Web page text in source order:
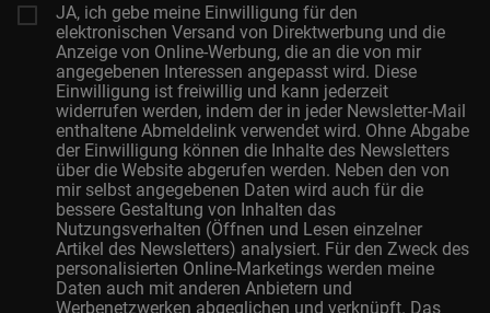
JA, ich gebe meine Einwilligung für den
elektronischen Versand von Direktwerbung und die
Anzeige von Online-Werbung, die an die von mir
angegebenen Interessen angepasst wird. Diese
Einwilligung ist freiwillig und kann jederzeit
widerrufen werden, indem der in jeder Newsletter-Mail
enthaltene Abmeldelink verwendet wird. Ohne Abgabe
der Einwilligung können die Inhalte des Newsletters
über die Website abgerufen werden. Neben den von
mir selbst angegebenen Daten wird auch für die
bessere Gestaltung von Inhalten das
Nutzungsverhalten (Öffnen und Lesen einzelner
Artikel des Newsletters) analysiert. Für den Zweck des
personalisierten Online-Marketings werden meine
Daten auch mit anderen Anbietern und
Werbenetzwerken abgeglichen und verknüpft. Das